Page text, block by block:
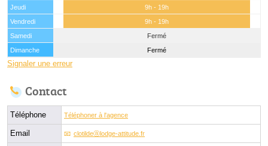
Jeudi
9h - 19h
Vendredi
9h - 19h
Samedi
Fermé
Dimanche
Fermé
Signaler une erreur
Contact
Téléphone Téléphoner à l'agence
Email clotildeⓐlodge-attitude.fr